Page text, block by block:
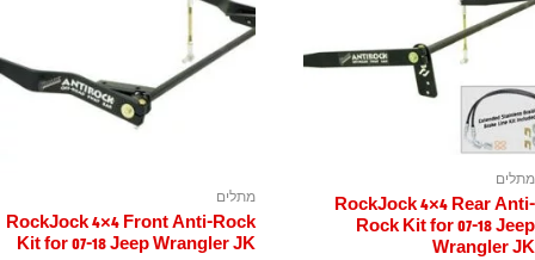
מתלים
RockJock 4×4 Rear Anti-
Rock Kit for 07-18 Jeep
Wrangler JK
מתלים
RockJock 4×4 Front Anti-Rock
Kit for 07-18 Jeep Wrangler JK